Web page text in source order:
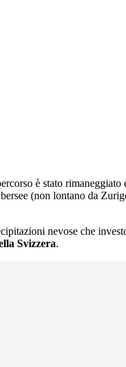
è stato rimaneggiato
(non lontano da
nevose che
Svizzera.